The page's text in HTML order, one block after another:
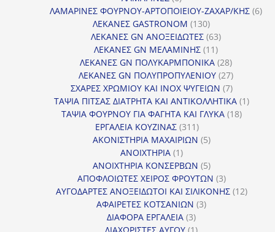
προϊόντα
ΛΑΜΑΡΙΝΕΣ ΦΟΥΡΝΟΥ-ΑΡΤΟΠΟΙΕΙΟΥ-ΖΑΧΑΡ/ΚΗΣ 66
ΛΕΚΑΝΕΣ GASTRONOM 130130
προϊόντα
ΛΕΚΑΝΕΣ GN ΑΝΟΞΕΙΔΩΤΕΣ 6363
ΛΕΚΑΝΕΣ GN ΜΕΛΑΜΙΝΗΣ 1111
προϊόντα
ΛΕΚΑΝΕΣ GN ΠΟΛΥΚΑΡΜΠΟΝΙΚΑ 2828
προϊόντα
ΛΕΚΑΝΕΣ GN ΠΟΛΥΠΡΟΠΥΛΕΝΙΟΥ 2727
προϊόντα
ΣΧΑΡΕΣ ΧΡΩΜΙΟΥ ΚΑΙ INOX ΨΥΓΕΙΩΝ 77
προϊόντα
ΤΑΨΙΑ ΠΙΤΣΑΣ ΔΙΑΤΡΗΤΑ ΚΑΙ ΑΝΤΙΚΟΛΛΗΤΙΚΑ 11
ΤΑΨΙΑ ΦΟΥΡΝΟΥ ΓΙΑ ΦΑΓΗΤΑ ΚΑΙ ΓΛΥΚΑ 1818
ΕΡΓΑΛΕΙΑ ΚΟΥΖΙΝΑΣ 311311
προϊόντα
ΑΚΟΝΙΣΤΗΡΙΑ ΜΑΧΑΙΡΙΩΝ 55
ΑΝΟΙΧΤΗΡΙΑ 11
προϊόν
ΑΝΟΙΧΤΗΡΙΑ ΚΟΝΣΕΡΒΩΝ 55
προϊόντα
ΑΠΟΦΛΟΙΩΤΕΣ ΧΕΙΡΟΣ ΦΡΟΥΤΩΝ 33
προϊόντα
ΑΥΓΟΔΑΡΤΕΣ ΑΝΟΞΕΙΔΩΤΟΙ ΚΑΙ ΣΙΛΙΚΟΝΗΣ 1212
ΑΦΑΙΡΕΤΕΣ ΚΟΤΣΑΝΙΩΝ 33
ΔΙΑΦΟΡΑ ΕΡΓΑΛΕΙΑ 33
προϊόντα
ΔΙΑΧΩΡΙΣΤΕΣ ΑΥΓΟΥ 11